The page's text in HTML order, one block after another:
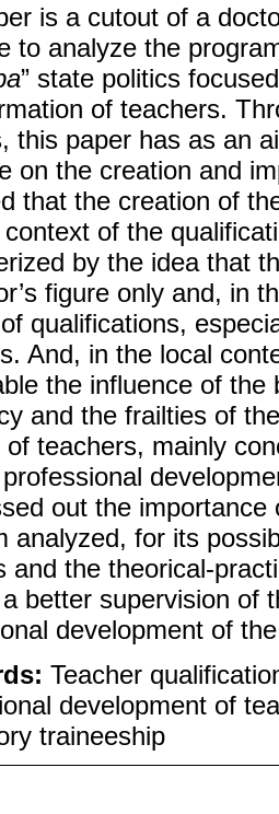
is a cutout of a
to analyze the
” state politics
of teachers.
this paper has as an
on the creation and
that the creation of
of the
by the idea that
figure only and, in
qualifications,
And, in the local
the influence of
and the frailties of
of teachers, mainly
out the
analyzed, for its
and the theorical-
better supervision of
development of
Teacher
development of
traineeship